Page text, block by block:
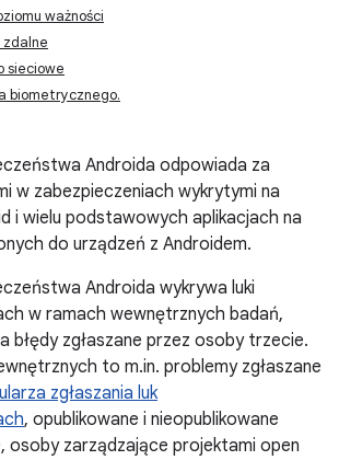
ważności
zdalne
sieciowe
biometrycznego.
Androida odpowiada za
w zabezpieczeniach wykrytymi na
i wielu podstawowych aplikacjach na
do urządzeń z Androidem.
Androida wykrywa luki
w ramach wewnętrznych badań,
błędy zgłaszane przez osoby trzecie.
to m.in. problemy zgłaszane
zgłaszania luk
, opublikowane i nieopublikowane
osoby zarządzające projektami open